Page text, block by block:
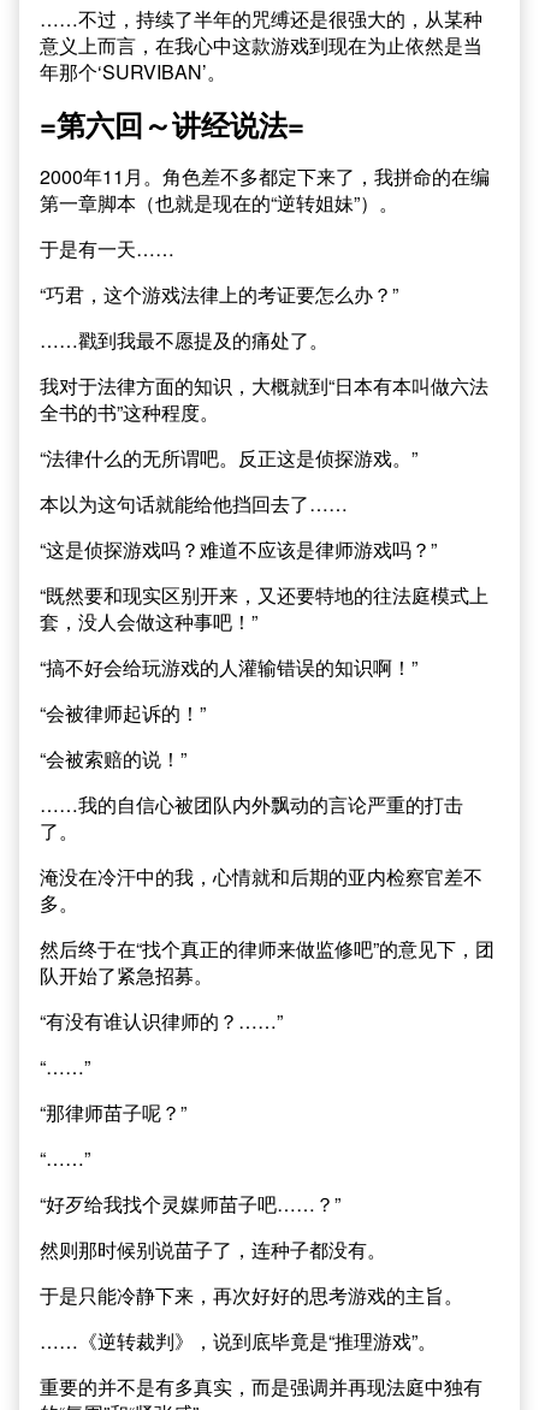
……不过，持续了半年的咒缚还是很强大的，从某种
意义上而言，在我心中这款游戏到现在为止依然是当
年那个‘SURVIBAN’。
=第六回～讲经说法=
2000年11月。角色差不多都定下来了，我拼命的在编
第一章脚本（也就是现在的“逆转姐妹”）。
于是有一天……
“巧君，这个游戏法律上的考证要怎么办？”
……戳到我最不愿提及的痛处了。
我对于法律方面的知识，大概就到“日本有本叫做六法
全书的书”这种程度。
“法律什么的无所谓吧。反正这是侦探游戏。”
本以为这句话就能给他挡回去了……
“这是侦探游戏吗？难道不应该是律师游戏吗？”
“既然要和现实区别开来，又还要特地的往法庭模式上
套，没人会做这种事吧！”
“搞不好会给玩游戏的人灌输错误的知识啊！”
“会被律师起诉的！”
“会被索赔的说！”
……我的自信心被团队内外飘动的言论严重的打击
了。
淹没在冷汗中的我，心情就和后期的亚内检察官差不
多。
然后终于在“找个真正的律师来做监修吧”的意见下，团
队开始了紧急招募。
“有没有谁认识律师的？……”
“……”
“那律师苗子呢？”
“……”
“好歹给我找个灵媒师苗子吧……？”
然则那时候别说苗子了，连种子都没有。
于是只能冷静下来，再次好好的思考游戏的主旨。
……《逆转裁判》，说到底毕竟是“推理游戏”。
重要的并不是有多真实，而是强调并再现法庭中独有